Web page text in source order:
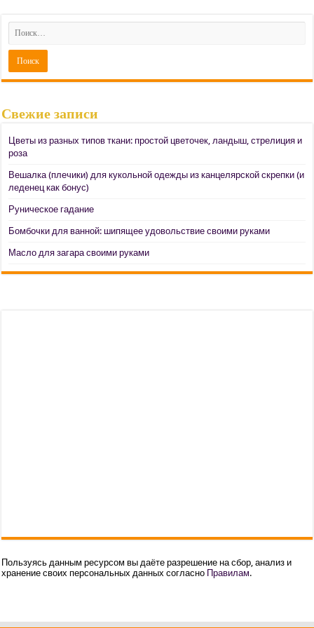
Свежие записи
Цветы из разных типов ткани: простой цветочек, ландыш, стрелиция и
роза
Вешалка (плечики) для кукольной одежды из канцелярской скрепки (и
леденец как бонус)
Руническое гадание
Бомбочки для ванной: шипящее удовольствие своими руками
Масло для загара своими руками
Пользуясь данным ресурсом вы даёте разрешение на сбор, анализ и
хранение своих персональных данных согласно Правилам.